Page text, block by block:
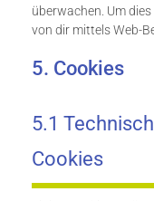
überwachen. Um
von dir mittels Web-
5. Cookies
5.1
Cookies